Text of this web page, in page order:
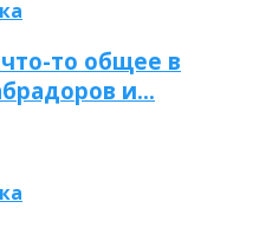
то общее в
и…